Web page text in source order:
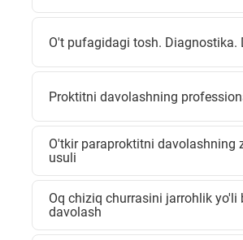
O't pufagidagi tosh. Diagnostika.
Proktitni davolashning
O'tkir paraproktitni davolashning
usuli
Oq chiziq churrasini jarrohlik yo'li
davolash